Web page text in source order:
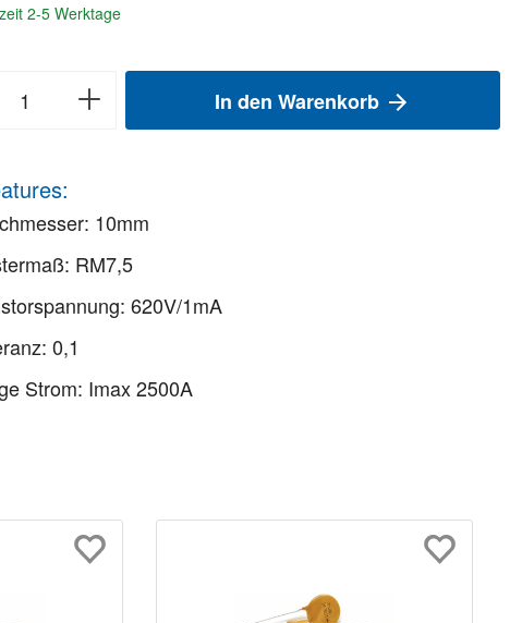
2-5 Werktage
In den Warenkorb
10mm
RM7,5
620V/1mA
0,1
Strom: Imax 2500A